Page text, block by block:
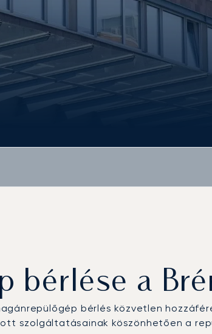
bérlése a
bérlés közvetlen
szolgáltatásainak köszönhetően a